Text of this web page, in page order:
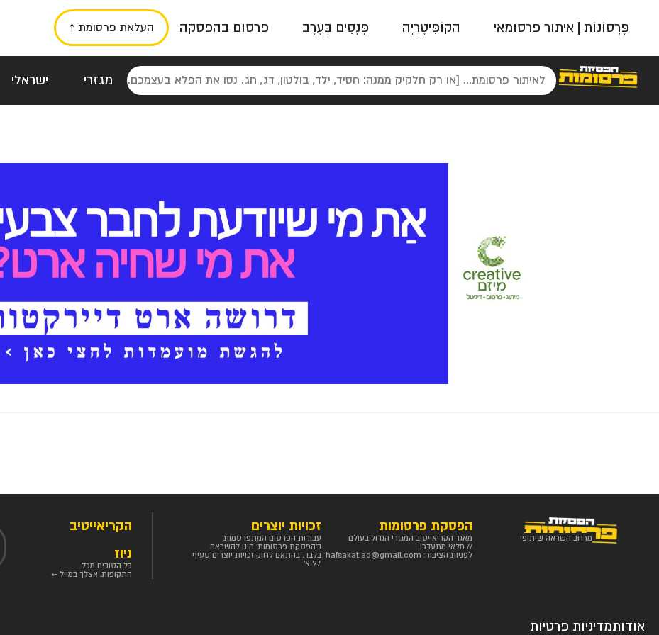
פֶּרְסוֹנוֹת | איתור פרסומאי הקוֹפִּיטֶרְיָה פָּנָסִים בָּעֶרֶב פרסום בהפסקה העלאת פרסומת ↑
מגזרי ישראלי
פאשן
ניינטיז נוסטלגי כרזות טיפוגרפי
מרחב השראה שיתופי
הפסקת פרסומות
מאגר הקריאייטיב המגזרי הגדול בעולם
// מלאי מתעדכן.
לפניות הציבור: hafsakat.ad@gmail.com
זכויות יוצרים
עבודות הפרסום המתפרסמות
ב'הפסקת פרסומות' הינן להשראה
בלבד. בהתאם לחוק זכויות יוצרים סעיף
27 א'
הקריאייטיב
ניוז
כל הטובים מכל
התקופות, אצלך במייל ←
אודותמדיניות פרטיות